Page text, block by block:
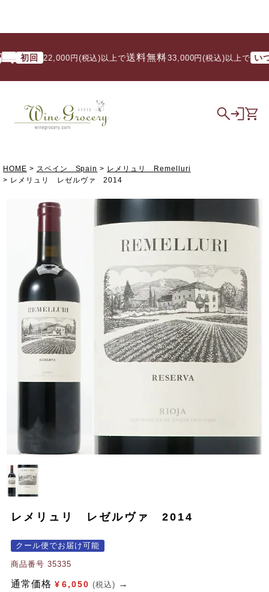
初回 22,000円(税込)以上で送料無料/ 33,000円(税込)以上で いつで
HOME スペイン Spain
レメリュリ Remelluri
レメリュリ レゼルヴァ 2014
レメリュリ レゼルヴァ 2014
クール便でお届け可能
商品番号 35335
通常価格 ¥ 6,050 (税込)